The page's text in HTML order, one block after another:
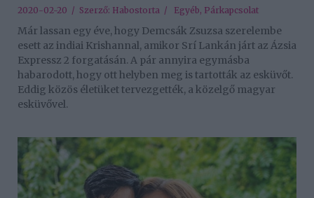
2020-02-20 / Szerző: Habostorta / Egyéb, Párkapcsolat
Már lassan egy éve, hogy Demcsák Zsuzsa szerelembe
esett az indiai Krishannal, amikor Srí Lankán járt az Ázsia
Expressz 2 forgatásán. A pár annyira egymásba
habarodott, hogy ott helyben meg is tartották az esküvőt.
Eddig közös életüket tervezgették, a közelgő magyar
esküvővel.